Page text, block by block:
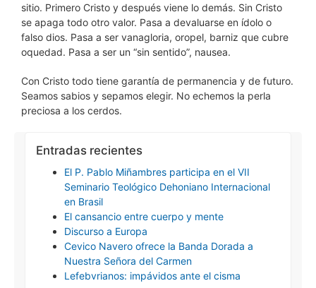
sitio. Primero Cristo y después viene lo demás. Sin Cristo
se apaga todo otro valor. Pasa a devaluarse en ídolo o
falso dios. Pasa a ser vanagloria, oropel, barniz que cubre
oquedad. Pasa a ser un “sin sentido”, nausea.
Con Cristo todo tiene garantía de permanencia y de futuro.
Seamos sabios y sepamos elegir. No echemos la perla
preciosa a los cerdos.
Entradas recientes
El P. Pablo Miñambres participa en el VII
Seminario Teológico Dehoniano Internacional
en Brasil
El cansancio entre cuerpo y mente
Discurso a Europa
Cevico Navero ofrece la Banda Dorada a
Nuestra Señora del Carmen
Lefebvrianos: impávidos ante el cisma